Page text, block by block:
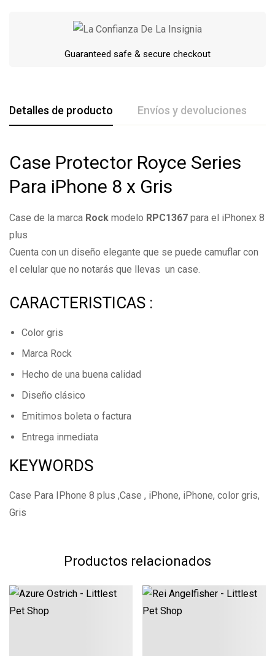
Guaranteed safe & secure checkout
Detalles de producto Envíos y devoluciones
Case Protector Royce Series
Para iPhone 8 x Gris
Case de la marca Rock modelo RPC1367 para el iPhonex 8
plus
Cuenta con un diseño elegante que se puede camuflar con
el celular que no notarás que llevas un case.
CARACTERISTICAS :
Color gris
Marca Rock
Hecho de una buena calidad
Diseño clásico
Emitimos boleta o factura
Entrega inmediata
KEYWORDS
Case Para IPhone 8 plus ,Case , iPhone, iPhone, color gris,
Gris
De La Calificación Y Revisión De
Base en 0 Comentarios
Escribe una reseña
Todavía no hay comentarios.
Productos relacionados